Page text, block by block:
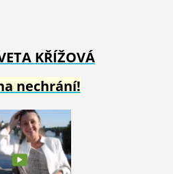
KŘÍŽOVÁ
nechrání!